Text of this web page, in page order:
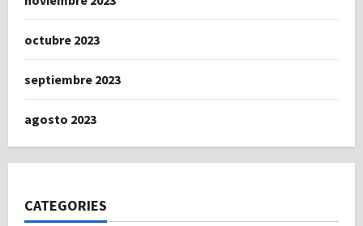
octubre 2023
septiembre 2023
agosto 2023
CATEGORIES